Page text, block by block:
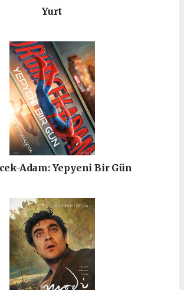
Yurt
Adam: Yepyeni Bir Gün